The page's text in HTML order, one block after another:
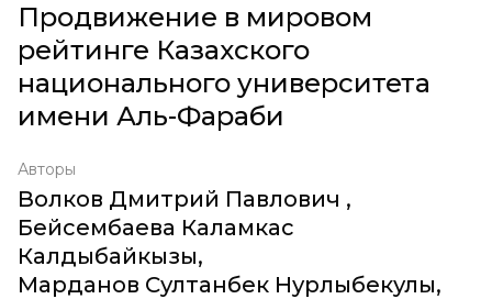
Продвижение в мировом
рейтинге Казахского
национального университета
имени Аль-Фараби
Авторы
Волков Дмитрий Павлович ,
Бейсембаева Каламкас
Калдыбайкызы,
Марданов Султанбек Нурлыбекулы,